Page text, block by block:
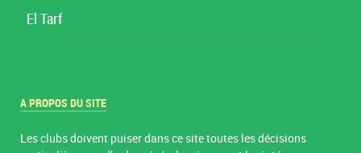
El Tarf
A PROPOS DU SITE
Les clubs doivent puiser dans ce site toutes les décisions